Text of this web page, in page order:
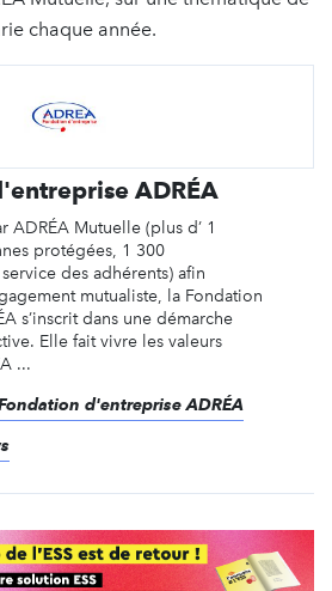
chaque année.
ADRÉA
ADRÉA Mutuelle (plus d’ 1
protégées, 1 300
des adhérents) afin
mutualiste, la Fondation
s’inscrit dans une démarche
Elle fait vivre les valeurs
...
d'entreprise ADRÉA